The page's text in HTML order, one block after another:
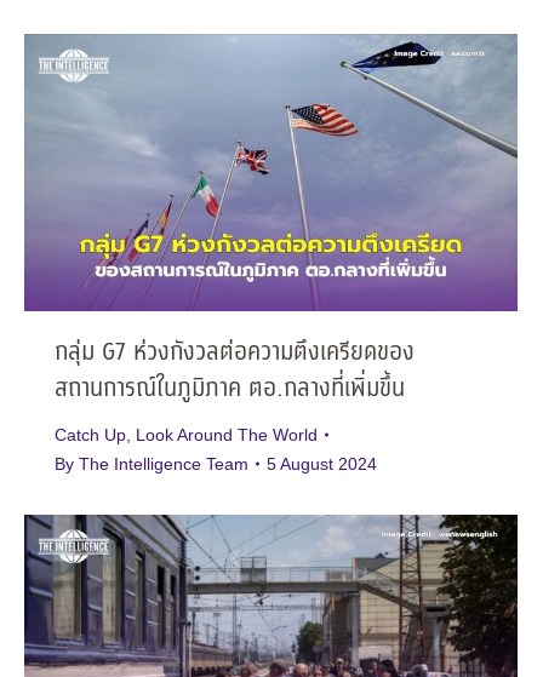
กลุ่ม G7 ห่วงกังวลต่อความตึงเครียดของ
สถานการณ์ในภูมิภาค ตอ.กลางที่เพิ่มขึ้น
Catch Up Look Around The World
By The Intelligence Team 5 August 2024